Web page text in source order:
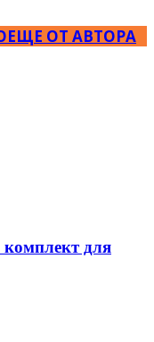
ЕЩЕ ОТ АВТОРА
для